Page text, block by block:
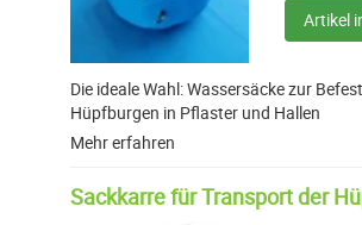
Artikel
Die ideale Wahl: Wassersäcke zur
Hüpfburgen in Pflaster und Hallen
Mehr erfahren
Sackkarre für Transport der